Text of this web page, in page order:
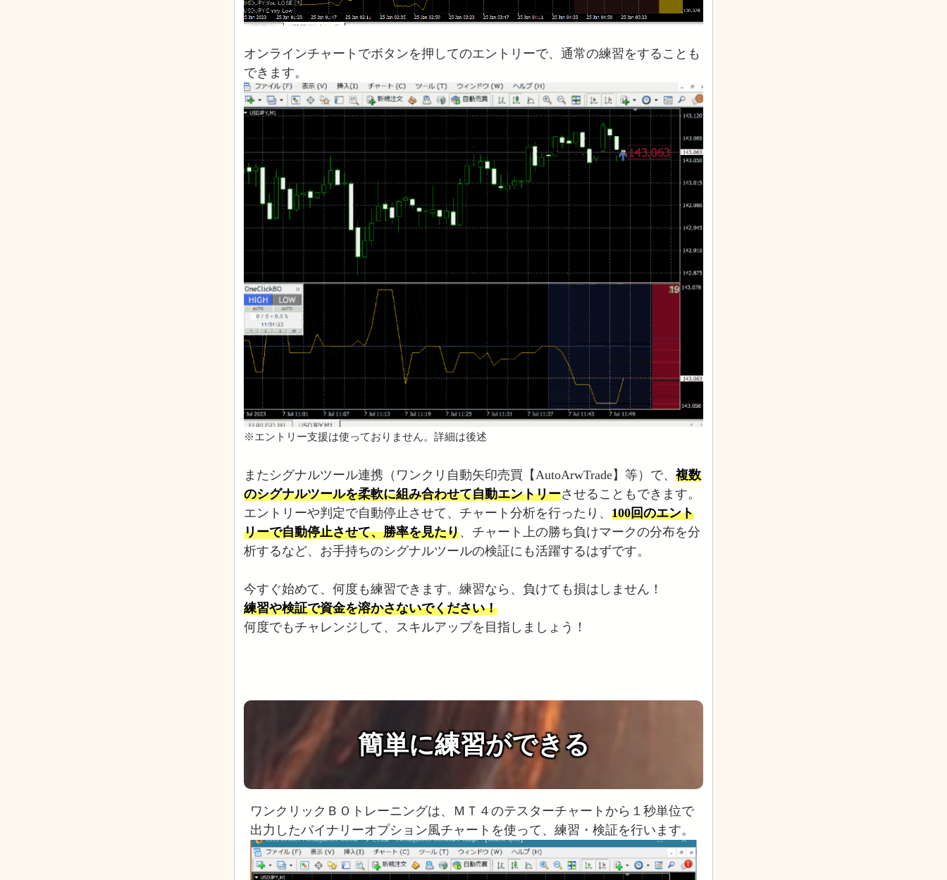
オンラインチャートでボタンを押してのエントリーで、通常の練習をすることも
できます。
※エントリー支援は使っておりません。詳細は後述
またシグナルツール連携（ワンクリ自動矢印売買【AutoArwTrade】等）で、複数
のシグナルツールを柔軟に組み合わせて自動エントリーさせることもできます。
エントリーや判定で自動停止させて、チャート分析を行ったり、100回のエント
リーで自動停止させて、勝率を見たり、チャート上の勝ち負けマークの分布を分
析するなど、お手持ちのシグナルツールの検証にも活躍するはずです。
今すぐ始めて、何度も練習できます。練習なら、負けても損はしません！
練習や検証で資金を溶かさないでください！
何度でもチャレンジして、スキルアップを目指しましょう！
簡単に練習ができる
ワンクリックＢＯトレーニングは、ＭＴ４のテスターチャートから１秒単位で
出力したバイナリーオプション風チャートを使って、練習・検証を行います。